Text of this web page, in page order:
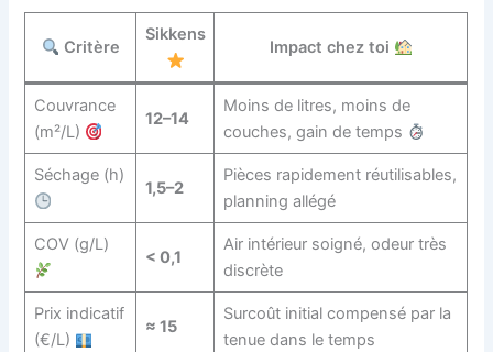
Critère
Sikkens
Impact chez toi
Couvrance
(m²/L)
12–14
Moins de litres, moins de
couches, gain de temps
Séchage (h)
1,5–2
Pièces rapidement réutilisables,
planning allégé
COV (g/L)
< 0,1
Air intérieur soigné, odeur très
discrète
Prix indicatif
(€/L)
≈ 15
Surcoût initial compensé par la
tenue dans le temps